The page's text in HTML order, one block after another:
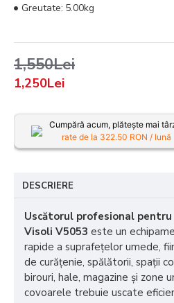
1,250Lei
1,550Lei
Greutate: 5.00kg
Cumpără acum, plătește mai
rate de la 322.50 RON / lună
DESCRIERE
Uscătorul profesional pentru
Visoli V5053 este un
rapide a suprafețelor umede,
de curățenie, spălătorii, spații
birouri, hale, magazine și zone
covoarele trebuie uscate